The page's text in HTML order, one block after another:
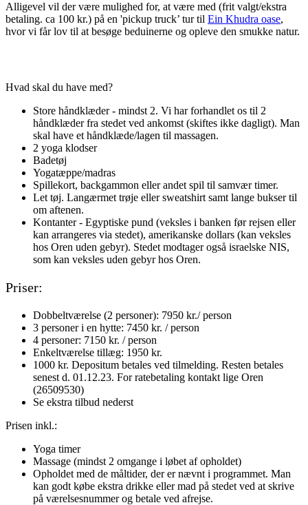
Alligevel vil der være mulighed for, at være med (frit valgt/ekstra
betaling. ca 100 kr.) på en 'pickup truck’ tur til Ein Khudra oase,
hvor vi får lov til at besøge beduinerne og opleve den smukke natur.
Hvad skal du have med?
Store håndklæder - mindst 2. Vi har forhandlet os til 2
håndklæder fra stedet ved ankomst (skiftes ikke dagligt). Man
skal have et håndklæde/lagen til massagen.
2 yoga klodser
Badetøj
Yogatæppe/madras
Spillekort, backgammon eller andet spil til samvær timer.
Let tøj. Langærmet trøje eller sweatshirt samt lange bukser til
om aftenen.
Kontanter - Egyptiske pund (veksles i banken før rejsen eller
kan arrangeres via stedet), amerikanske dollars (kan veksles
hos Oren uden gebyr). Stedet modtager også israelske NIS,
som kan veksles uden gebyr hos Oren.
Priser:
Dobbeltværelse (2 personer): 7950 kr./ person
3 personer i en hytte: 7450 kr. / person
4 personer: 7150 kr. / person
Enkeltværelse tillæg: 1950 kr.
1000 kr. Depositum betales ved tilmelding. Resten betales
senest d. 01.12.23. For ratebetaling kontakt lige Oren
(26509530)
Se ekstra tilbud nederst
Prisen inkl.:
Yoga timer
Massage (mindst 2 omgange i løbet af opholdet)
Opholdet med de måltider, der er nævnt i programmet. Man
kan godt købe ekstra drikke eller mad på stedet ved at skrive
på værelsesnummer og betale ved afrejse.